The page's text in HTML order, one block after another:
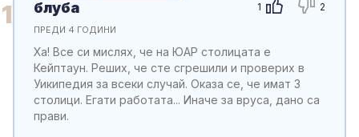
1 1 2
блуба
ПРЕДИ 4 ГОДИНИ
Ха! Все си мислях, че на ЮАР столицата е
Кейптаун. Реших, че сте сгрешили и проверих в
Уикипедия за всеки случай. Оказа се, че имат 3
столици. Егати работата... Иначе за вруса, дано са
прави.